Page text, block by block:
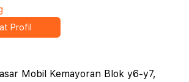
Profil
Mobil Kemayoran Blok y6-y7,